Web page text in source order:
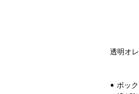
透明オ
• ボッ